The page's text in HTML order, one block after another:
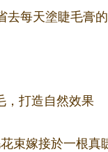
每天塗睫毛膏的
，打造自然效果
束嫁接於一根真